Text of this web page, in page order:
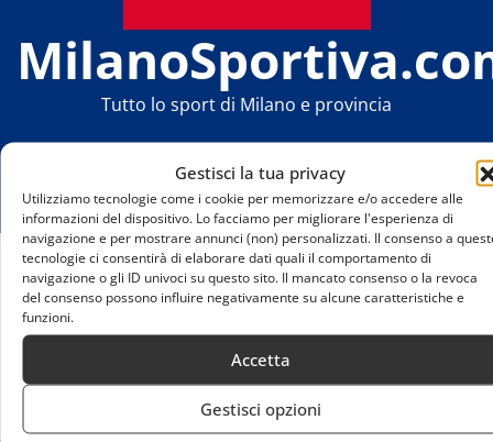
Gestisci la tua privacy
Utilizziamo tecnologie come i cookie per memorizzare e/o accedere alle
informazioni del dispositivo. Lo facciamo per migliorare l'esperienza di
navigazione e per mostrare annunci (non) personalizzati. Il consenso a
tecnologie ci consentirà di elaborare dati quali il comportamento di
navigazione o gli ID univoci su questo sito. Il mancato consenso o la revoca
del consenso possono influire negativamente su alcune caratteristiche e
funzioni.
Accetta
Gestisci opzioni
Tutto lo sport di Milano e provincia
Home
Allenatori di tennistavolo a Milano: i maestri di
successo